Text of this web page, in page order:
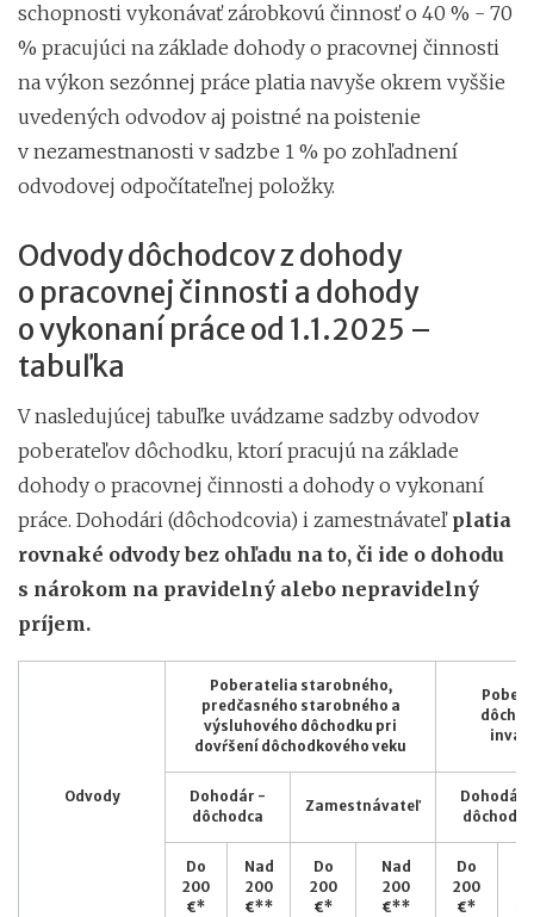
schopnosti vykonávať zárobkovú činnosť o 40 % - 70
% pracujúci na základe dohody o pracovnej činnosti
na výkon sezónnej práce platia navyše okrem vyššie
uvedených odvodov aj poistné na poistenie
v nezamestnanosti v sadzbe 1 % po zohľadnení
odvodovej odpočítateľnej položky.
Odvody dôchodcov z dohody
o pracovnej činnosti a dohody
o vykonaní práce od 1.1.2025 –
tabuľka
V nasledujúcej tabuľke uvádzame sadzby odvodov
poberateľov dôchodku, ktorí pracujú na základe
dohody o pracovnej činnosti a dohody o vykonaní
práce. Dohodári (dôchodcovia) i zamestnávateľ platia
rovnaké odvody bez ohľadu na to, či ide o dohodu
s nárokom na pravidelný alebo nepravidelný
príjem.
Odvody
Poberatelia starobného,
predčasného starobného a
výsluhového dôchodku pri
dovŕšení dôchodkového veku
Dohodár -
dôchodca
Zamestnávateľ
Dohodár
dôchodca
Do
200
€*
Nad
200
€**
Do
200
€*
Nad
200
€**
Do
200
€*